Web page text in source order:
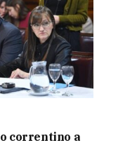
correntino a